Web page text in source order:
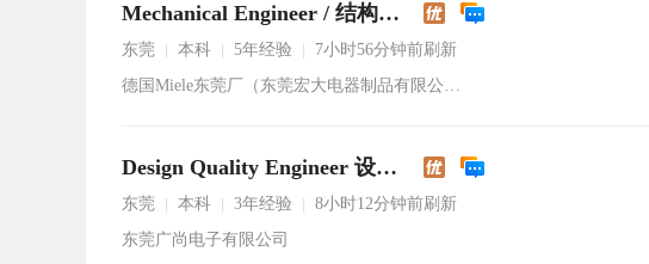
Mechanical Engineer / 结构工程师
东莞 本科 5年经验
7小时56分钟前刷新
德国Miele东莞厂（东莞宏大电器制品有限公司）
Design Quality Engineer 设计品质工程师
东莞 本科 3年经验
8小时12分钟前刷新
东莞广尚电子有限公司